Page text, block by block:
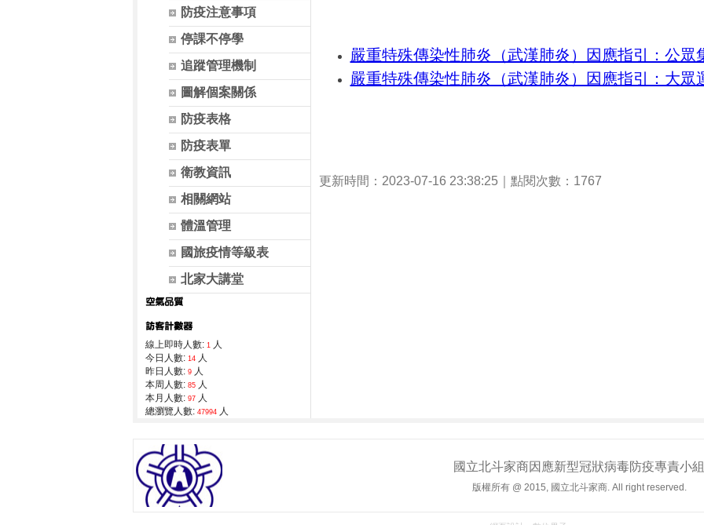
防疫注意事項
停課不停學
追蹤管理機制
圖解個案關係
防疫表格
防疫表單
衛教資訊
相關網站
體溫管理
國旅疫情等級表
北家大講堂
線上即時人數: 1人
今日人數: 14人
昨日人數: 9人
本周人數: 85人
本月人數: 97人
總瀏覽人數: 47994人
嚴重特殊傳染性肺炎（武漢肺炎）因應指引：公眾
嚴重特殊傳染性肺炎（武漢肺炎）因應指引：大眾
更新時間：2023-07-16 23:38:25｜點閱次數：1767
國立北斗家商因應新型冠狀病毒防疫專責小組
版權所有 @ 2015, 國立北斗家商. All right reserved.